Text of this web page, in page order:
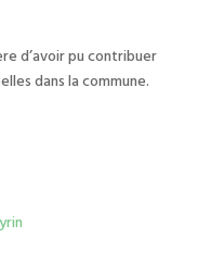
d’avoir pu contribuer
dans la commune.